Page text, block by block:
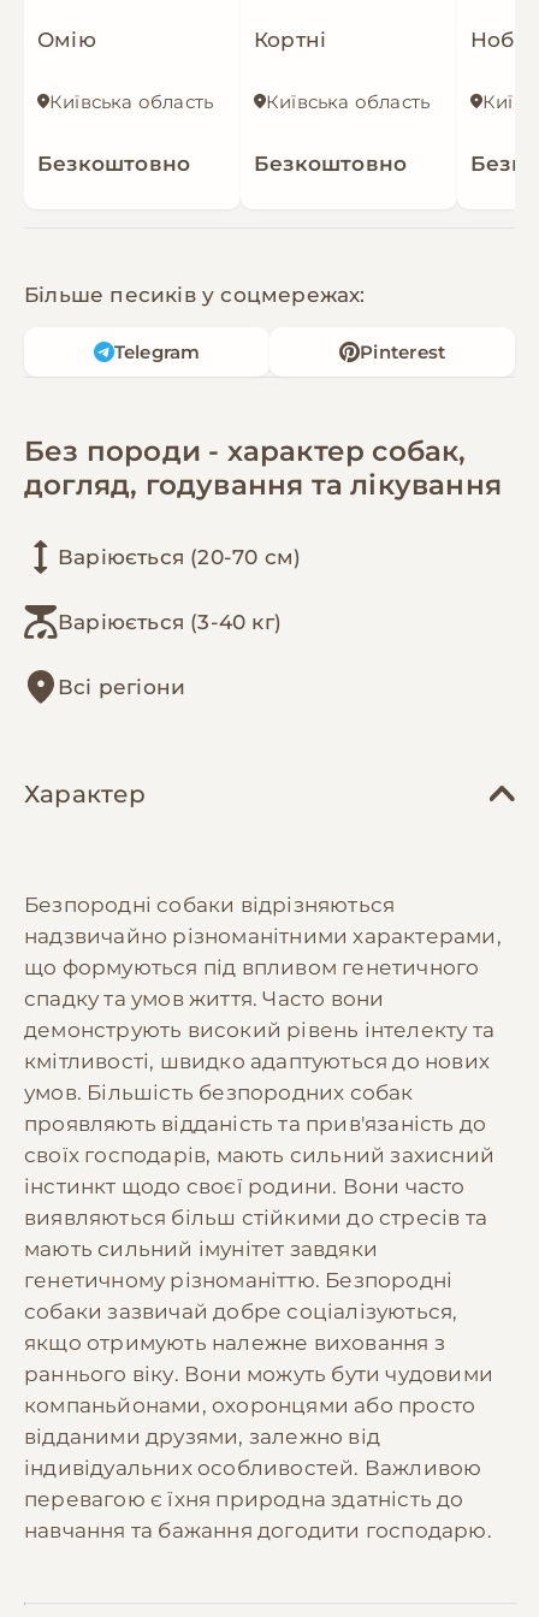
Омію
Київська область
Безкоштовно
Кортні
Київська область
Безкоштовно
Ноббі
Більше песиків у соцмережах:
Telegram Pinterest
Без породи - характер собак,
догляд, годування та лікування
Варіюється (20-70 см)
Варіюється (3-40 кг)
Всі регіони
Характер
Безпородні собаки відрізняються
надзвичайно різноманітними характерами,
що формуються під впливом генетичного
спадку та умов життя. Часто вони
демонструють високий рівень інтелекту та
кмітливості, швидко адаптуються до нових
умов. Більшість безпородних собак
проявляють відданість та прив'язаність до
своїх господарів, мають сильний захисний
інстинкт щодо своєї родини. Вони часто
виявляються більш стійкими до стресів та
мають сильний імунітет завдяки
генетичному різноманіттю. Безпородні
собаки зазвичай добре соціалізуються,
якщо отримують належне виховання з
раннього віку. Вони можуть бути чудовими
компаньйонами, охоронцями або просто
відданими друзями, залежно від
індивідуальних особливостей. Важливою
перевагою є їхня природна здатність до
навчання та бажання догодити господарю.